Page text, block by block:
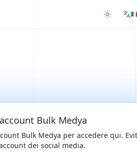
Bulk Medya
Bulk Medya per accedere qui.
dei social media.